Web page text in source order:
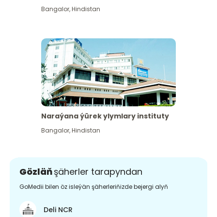
Bangalor,Hindistan
Naraýana ýürek ylymlary instituty
Bangalor,Hindistan
Gözläňşäherler tarapyndan
GoMedii bilen öz isleýän şäherleriňizde bejergi alyň
Deli NCR